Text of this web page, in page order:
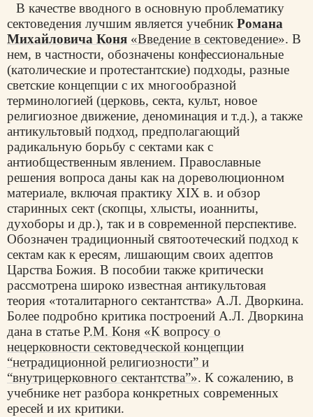
В качестве вводного в основную проблематику
сектоведения лучшим является учебникРомана
Михайловича Коня «Введение в сектоведение». В
нем, в частности, обозначены конфессиональные
(католические и протестантские) подходы, разные
светские концепции с их многообразной
терминологией (церковь, секта, культ, новое
религиозное движение, деноминация и т.д.), а также
антикультовый подход, предполагающий
радикальную борьбу с сектами как с
антиобщественным явлением. Православные
решения вопроса даны как на дореволюционном
материале, включая практику XIX в. и обзор
старинных сект (скопцы, хлысты, иоанниты,
духоборы и др.), так и в современной перспективе.
Обозначен традиционный святоотеческий подход к
сектам как к ересям, лишающим своих адептов
Царства Божия. В пособии также критически
рассмотрена широко известная антикультовая
теория «тоталитарного сектантства» А.Л. Дворкина.
Более подробно критика построений А.Л. Дворкина
дана в статье Р.М. Коня «К вопросу о
нецерковности сектоведческой концепции
“нетрадиционной религиозности” и
“внутрицерковного сектантства”». К сожалению, в
учебнике нет разбора конкретных современных
ересей и их критики.